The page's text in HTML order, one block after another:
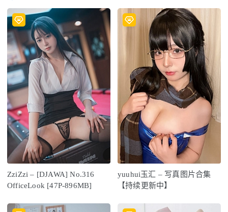
ZziZzi – [DJAWA] No.316
OfficeLook [47P-896MB]
yuuhui玉汇 – 写真图片合集
【持续更新中】